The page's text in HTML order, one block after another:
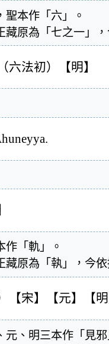
藏原為「七之一」
六法初）【明】
藏原為「執」，今
【宋】【元】【明